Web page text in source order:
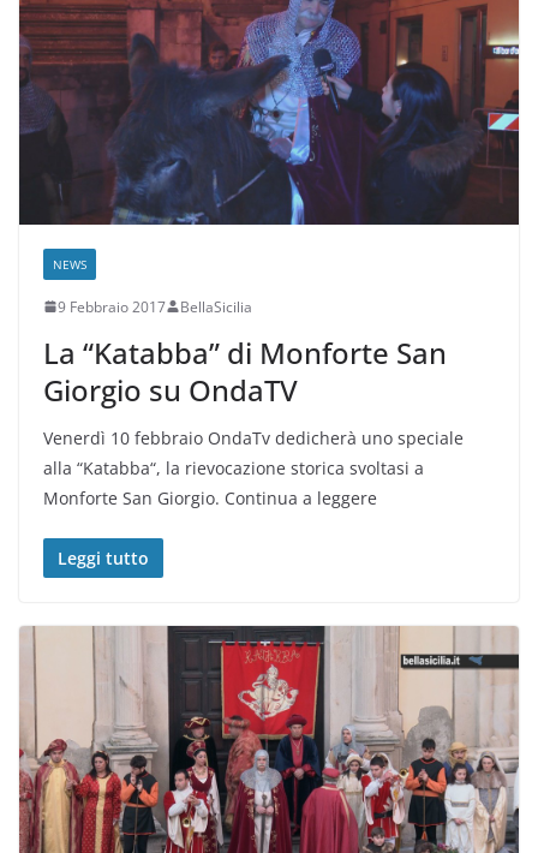
NEWS
9 Febbraio 2017 BellaSicilia
La “Katabba” di Monforte San
Giorgio su OndaTV
Venerdì 10 febbraio OndaTv dedicherà uno speciale
alla “Katabba“, la rievocazione storica svoltasi a
Monforte San Giorgio. Continua a leggere
Leggi tutto